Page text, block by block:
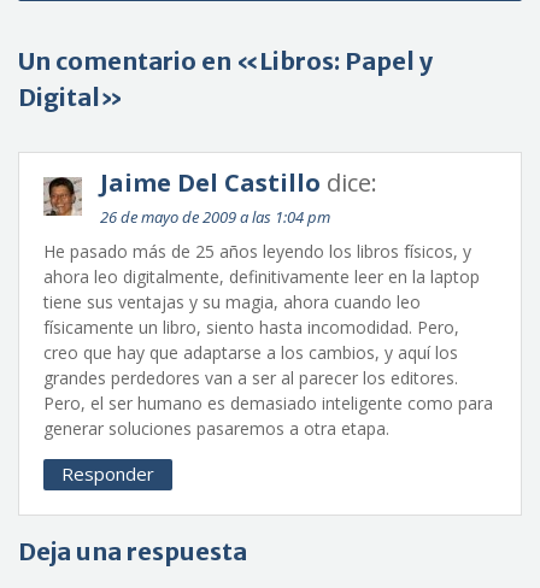
Un comentario en «Libros: Papel y
Digital»
Jaime Del Castillo dice:
26 de mayo de 2009 a las 1:04 pm
He pasado más de 25 años leyendo los libros físicos, y
ahora leo digitalmente, definitivamente leer en la laptop
tiene sus ventajas y su magia, ahora cuando leo
físicamente un libro, siento hasta incomodidad. Pero,
creo que hay que adaptarse a los cambios, y aquí los
grandes perdedores van a ser al parecer los editores.
Pero, el ser humano es demasiado inteligente como para
generar soluciones pasaremos a otra etapa.
Responder
Deja una respuesta